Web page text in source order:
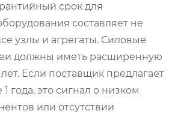
срок для
составляет не
узлы и агрегаты. Силовые
должны иметь расширенную
Если поставщик предлагает
года, это сигнал о низком
или отсутствии